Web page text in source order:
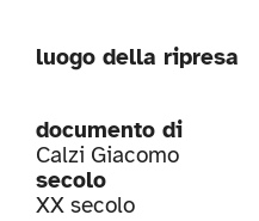
luogo della ripresa
documento di
Calzi Giacomo
secolo
XX secolo